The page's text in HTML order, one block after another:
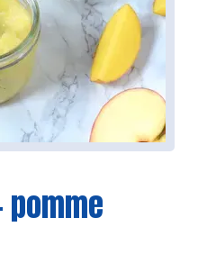
pomme